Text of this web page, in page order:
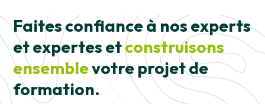
Faites confiance à nos experts
et expertes etconstruisons
ensemblevotre projet de
formation.